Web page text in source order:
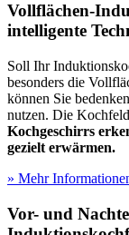
Vollflächen-
intelligente
Soll Ihr
besonders die
können Sie
nutzen. Die
Kochgeschirrs
gezielt erwärmen.
» Mehr
Vor- und